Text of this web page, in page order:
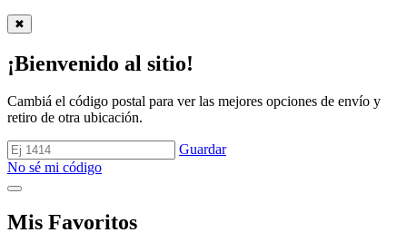
✖
¡Bienvenido al sitio!
Cambiá el código postal para ver las mejores opciones de envío y
retiro de otra ubicación.
Guardar
No sé mi código
Mis Favoritos